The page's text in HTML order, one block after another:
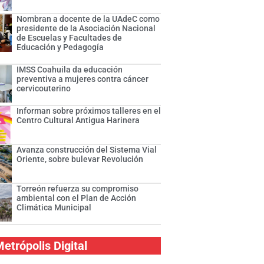
Nombran a docente de la UAdeC como
presidente de la Asociación Nacional
de Escuelas y Facultades de
Educación y Pedagogía
IMSS Coahuila da educación
preventiva a mujeres contra cáncer
cervicouterino
Informan sobre próximos talleres en el
Centro Cultural Antigua Harinera
Avanza construcción del Sistema Vial
Oriente, sobre bulevar Revolución
Torreón refuerza su compromiso
ambiental con el Plan de Acción
Climática Municipal
Digital